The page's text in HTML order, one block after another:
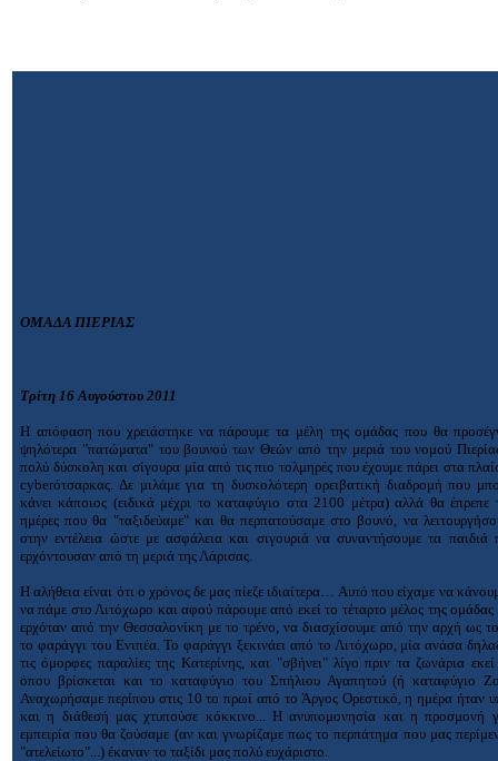
ΟΜΑΔΑ ΠΙΕΡΙΑΣ
Τρίτη 16 Αυγούστου 2011
Η απόφαση που χρειάστηκε να πάρουμε τα μέλη της ομάδας που θα
ψηλότερα "πατώματα" του βουνού των Θεών από την μεριά του νομού
πολύ δύσκολη και σίγουρα μία από τις πιο τολμηρές που έχουμε πάρει στα
cyberότσαρκας. Δε μιλάμε για τη δυσκολότερη ορειβατική διαδρομή που
κάνει κάποιος (ειδικά μέχρι το καταφύγιο στα 2100 μέτρα) αλλά θα έπρεπε
ημέρες που θα "ταξιδεύαμε" και θα περπατούσαμε στο βουνό, να
στην εντέλεια ώστε με ασφάλεια και σιγουριά να συναντήσουμε τα παιδιά
ερχόντουσαν από τη μεριά της Λάρισας.
Η αλήθεια είναι ότι ο χρόνος δε μας πίεζε ιδιαίτερα… Aυτό που είχαμε να
να πάμε στο Λιτόχωρο και αφού πάρουμε από εκεί το τέταρτο μέλος της
ερχόταν από την Θεσσαλονίκη με το τρένο, να διασχίσουμε από την αρχή ως
το φαράγγι του Ενιπέα. Το φαράγγι ξεκινάει από το Λιτόχωρο, μία ανάσα
τις όμορφες παραλίες της Κατερίνης, και "σβήνει" λίγο πριν τα ζωνάρια
όπου βρίσκεται και το καταφύγιο του Σπήλιου Αγαπητού (ή καταφύγιο
Αναχωρήσαμε περίπου στις 10 το πρωί από το Άργος Ορεστικό, η ημέρα ήταν
και η διάθεσή μας χτυπούσε κόκκινο... Η ανυπομονησία και η προσμονή
εμπειρία που θα ζούσαμε (αν και γνωρίζαμε πως το περπάτημα που μας
"ατελείωτο"...) έκαναν το ταξίδι μας πολύ ευχάριστο.